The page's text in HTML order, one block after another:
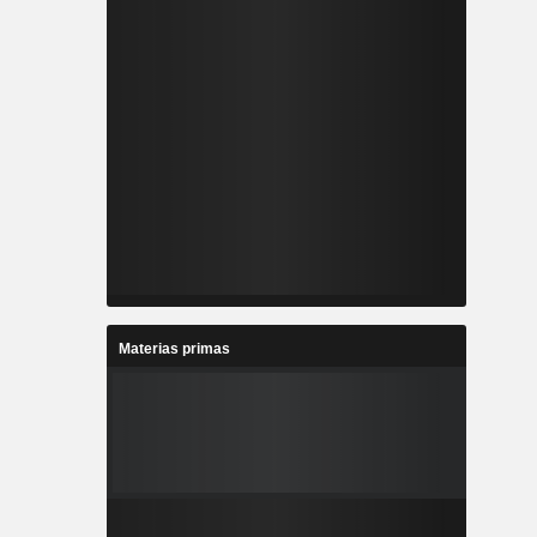
Materias primas